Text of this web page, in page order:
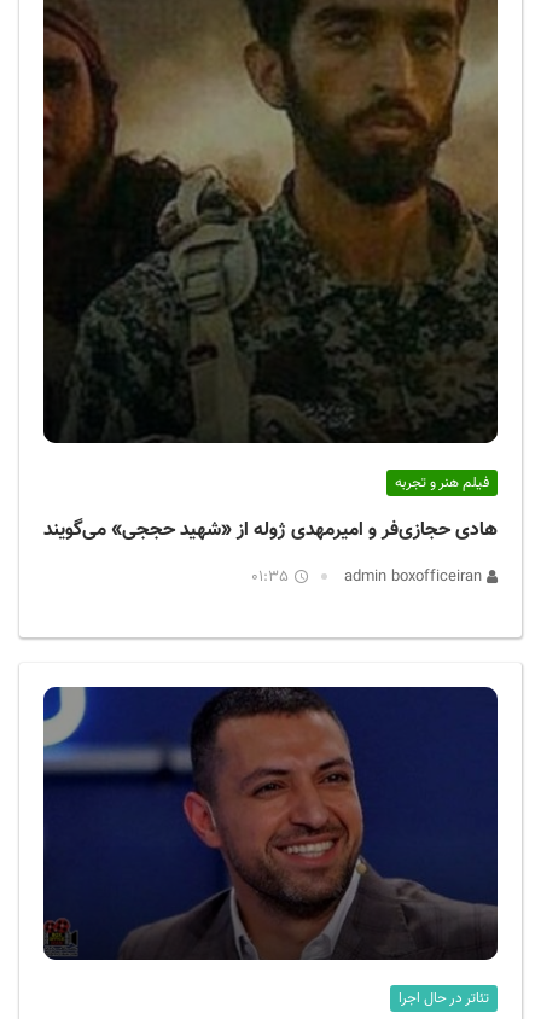
فیلم هنر و تجربه
هادی حجازی‌فر و امیرمهدی ژوله از «شهید حججی» می‌گویند
01:35
تئاتر در حال اجرا